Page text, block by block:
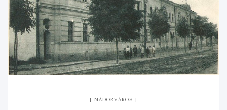
NÁDORVÁROS